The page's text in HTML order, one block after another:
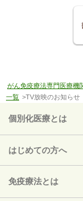
がん免疫療法専門医療機
一覧 >TV放映のお知ら
個別化医療とは
はじめての方へ
免疫療法とは